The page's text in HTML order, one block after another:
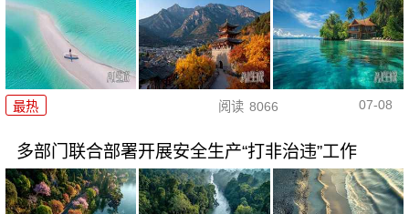
最热 阅读 8066 07-08
多部门联合部署开展安全生产“打非治违”工作